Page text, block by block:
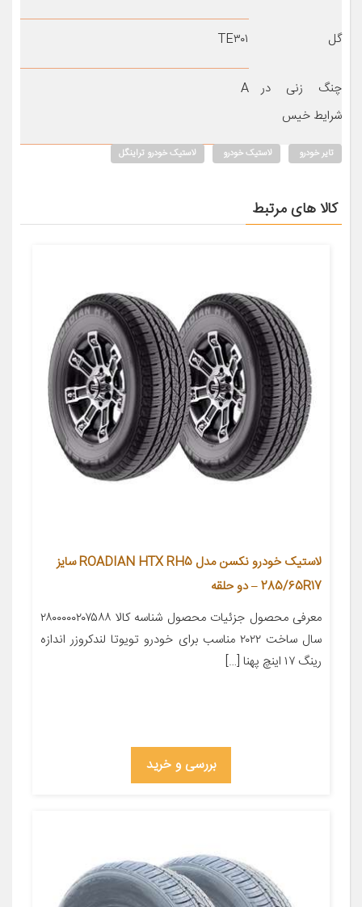
گل TE۳۰۱
چنگ زنی در
شرایط خیس
A
تایر خودرو لاستیک خودرو لاستیک خودرو تراینگل
کالا های مرتبط
لاستیک خودرو نکسن مدل ROADIAN HTX RH5 سایز
285/65R17 – دو حلقه
معرفی محصول جزئیات محصول شناسه کالا ۲۸۰۰۰۰۰۲۰۷۵۸۸
سال ساخت ۲۰۲۲ مناسب برای خودرو تویوتا لندکروزر اندازه
رینگ ۱۷ اینچ پهنا […]
بررسی و خرید